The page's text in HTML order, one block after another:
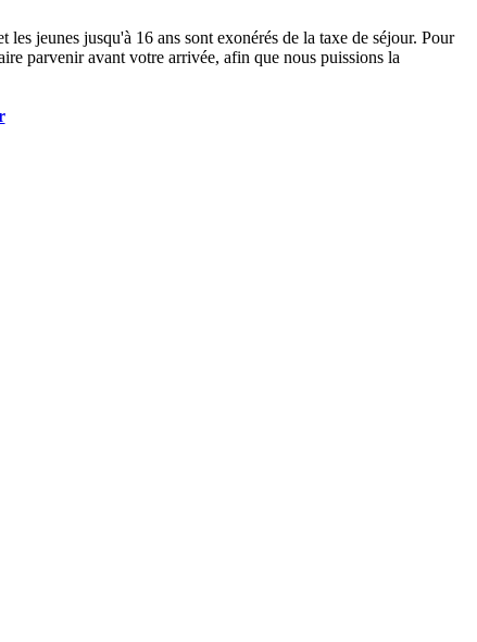
jeunes jusqu'à 16 ans sont exonérés de la taxe de séjour. Pour
parvenir avant votre arrivée, afin que nous puissions la